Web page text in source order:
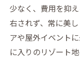
少なく、費用を抑
右されず、常に美
アや屋外イベント
に入りのリゾート